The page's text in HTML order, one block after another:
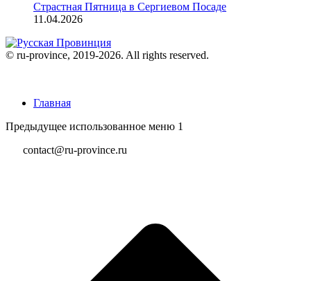
Страстная Пятница в Сергиевом Посаде
11.04.2026
© ru-province, 2019-2026. All rights reserved.
Главная
Предыдущее использованное меню 1
contact@ru-province.ru